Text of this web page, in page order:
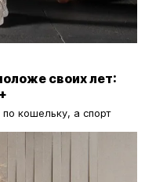
своих лет:
кошельку, а спорт